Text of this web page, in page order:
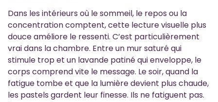
Dans les intérieurs où le sommeil, le repos ou la
concentration comptent, cette lecture visuelle plus
douce améliore le ressenti. C’est particulièrement
vrai dans la chambre. Entre un mur saturé qui
stimule trop et un lavande patiné qui enveloppe, le
corps comprend vite le message. Le soir, quand la
fatigue tombe et que la lumière devient plus chaude,
les pastels gardent leur finesse. Ils ne fatiguent pas.